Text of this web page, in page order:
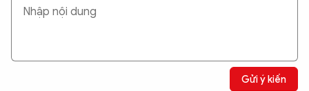
Gửi ý kiến